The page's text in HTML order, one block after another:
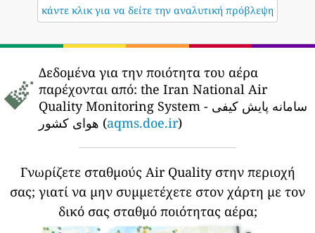
κάντε κλικ για να δείτε την αναλυτική πρόβλεψη
Δεδομένα για την ποιότητα του αέρα
παρέχονται από: the Iran National Air
Quality Monitoring System - سامانه پایش کیفی
هوای کشور (aqms.doe.ir)
Γνωρίζετε σταθμούς Air Quality στην περιοχή
σας; γιατί να μην συμμετέχετε στον χάρτη με τον
δικό σας σταθμό ποιότητας αέρα;